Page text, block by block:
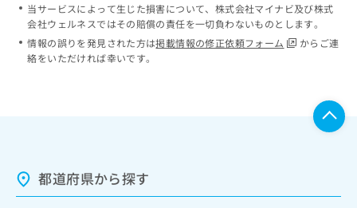
当サービスによって生じた損害について、株式会社マイナビ及び株式
会社ウェルネスではその賠償の責任を一切負わないものとします。
情報の誤りを発見された方は掲載情報の修正依頼フォーム
からご連
絡をいただければ幸いです。
都道府県から探す